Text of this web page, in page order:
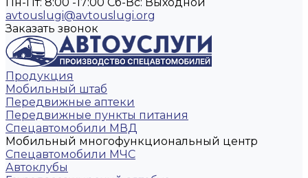
avtouslugi@avtouslugi.org
Заказать звонок
Продукция
Мобильный штаб
Передвижные аптеки
Передвижные пункты питания
Спецавтомобили МВД
Мобильный многофункциональный центр
Спецавтомобили МЧС
Автоклубы